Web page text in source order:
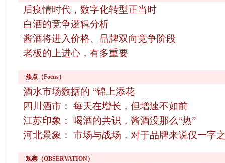
后疫情时代，数字化转型正当时
白酒的竞争逻辑分析
酱酒将进入价格、品牌双向竞争阶段
老板的上进心，有多重要
焦点（Focus）
酒水市场数据的 “锦上添花
四川酒市： 每天在增长，但增速不如前
江苏印象： 喝酒的共识，酱酒没那么“热”
河北景象： 市场与战场，对于品牌来说仅一字
观察（OBSERVATION）